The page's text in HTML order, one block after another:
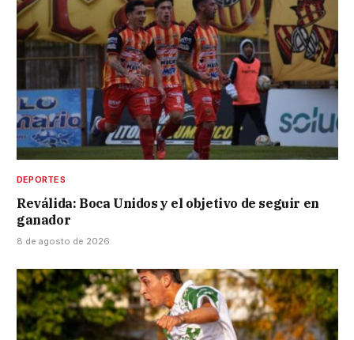
DEPORTES
Reválida: Boca Unidos y el objetivo de seguir en
ganador
8 de agosto de 2026